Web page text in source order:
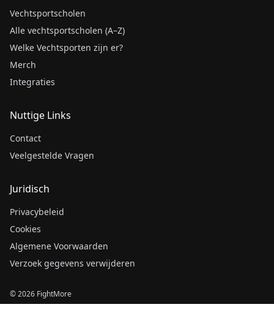
Vechtsportscholen
Alle vechtsportscholen (A–Z)
Welke Vechtsporten zijn er?
Merch
Integraties
Nuttige Links
Contact
Veelgestelde Vragen
Juridisch
Privacybeleid
Cookies
Algemene Voorwaarden
Verzoek gegevens verwijderen
© 2026 FightMore